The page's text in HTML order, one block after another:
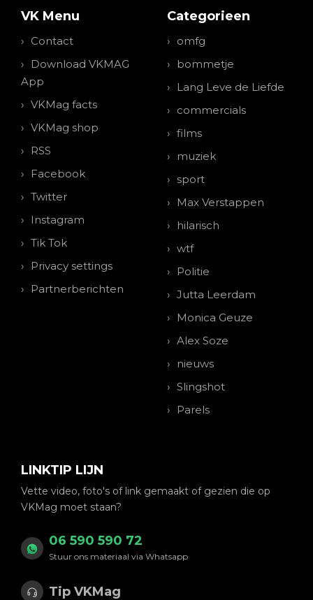
VK Menu
Contact
Download VKMAG
App
VKMag facts
VKMag shop
RSS
Facebook
Twitter
Instagram
Tik Tok
Privacy settings
Partnerberichten
Categorieen
omfg
bommetje
Lang Leve de Liefde
commercials
films
muziek
sport
Max Verstappen
hilarisch
wtf
Politie
Jutta Leerdam
Monica Geuze
Alex Soze
nieuws
Slingshot
Parels
LINKTIP LIJN
Vette video, foto's of link gemaakt of gezien die op
VKMag moet staan?
06 590 590 72
Stuur ons materiaal via Whatsapp
Tip VKMag